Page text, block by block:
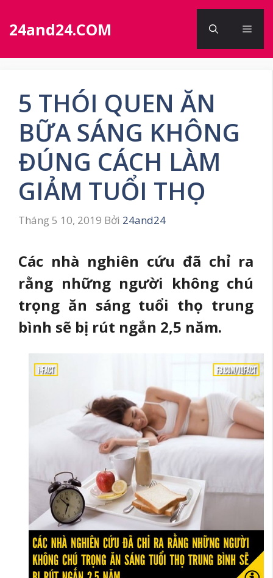
đến
nội24and24.COM
5 THÓI QUEN ĂN
BỮA SÁNG KHÔNG
ĐÚNG CÁCH LÀM
GIẢM TUỔI THỌ
Tháng 5 10, 2019 Bởi 24and24
Các nhà nghiên cứu đã chỉ ra
rằng những người không chú
trọng ăn sáng tuổi thọ trung
bình sẽ bị rút ngắn 2,5 năm.